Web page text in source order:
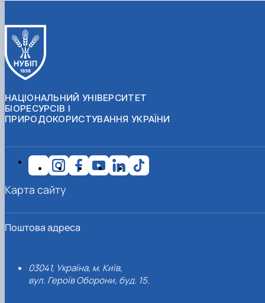
НАЦІОНАЛЬНИЙ УНІВЕРСИТЕТ
БІОРЕСУРСІВ І
ПРИРОДОКОРИСТУВАННЯ УКРАЇНИ
Поштова адреса
03041, Україна, м. Київ,
вул. Героїв Оборони, буд. 15.
Карта сайту